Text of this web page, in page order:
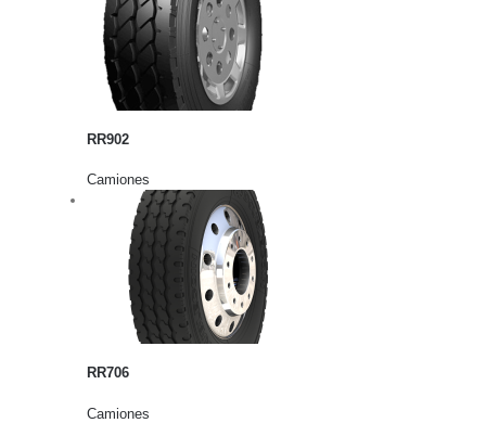
RR902
Camiones
RR706
Camiones